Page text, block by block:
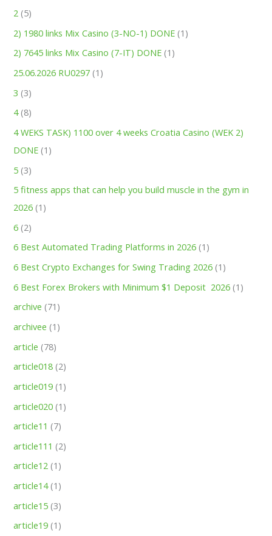
2 (5)
2) 1980 links Mix Casino (3-NO-1) DONE (1)
2) 7645 links Mix Casino (7-IT) DONE (1)
25.06.2026 RU0297 (1)
3 (3)
4(8)
4 WEKS TASK) 1100 over 4 weeks Croatia Casino (WEK 2)
DONE (1)
5 (3)
5 fitness apps that can help you build muscle in the gym in
2026 (1)
6 (2)
6 Best Automated Trading Platforms in 2026 (1)
6 Best Crypto Exchanges for Swing Trading 2026 (1)
6 Best Forex Brokers with Minimum $1 Deposit ️ 2026 (1)
archive (71)
archivee (1)
article (78)
article018 (2)
article019 (1)
article020 (1)
article11 (7)
article111 (2)
article12 (1)
article14(1)
article15 (3)
article19 (1)